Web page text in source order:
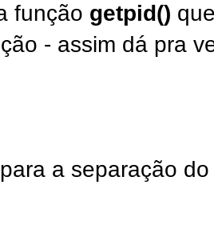
função getpid()
- assim dá pra
a separação